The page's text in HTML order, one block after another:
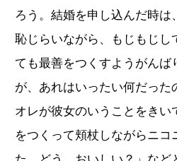
ろう。結婚を申し込んだ時は
恥じらいながら、もじもじし
ても最善をつくすようがんば
が、あれはいったい何だった
オレが彼女のいうことをきい
をつくって頬杖しながらニコ